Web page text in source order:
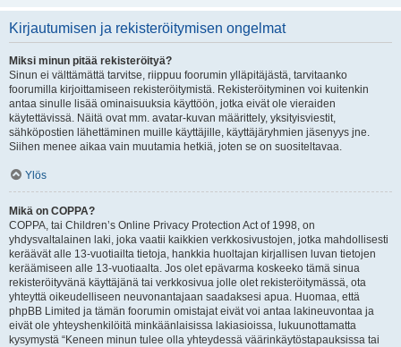
Kirjautumisen ja rekisteröitymisen ongelmat
Miksi minun pitää rekisteröityä?
Sinun ei välttämättä tarvitse, riippuu foorumin ylläpitäjästä, tarvitaanko
foorumilla kirjoittamiseen rekisteröitymistä. Rekisteröityminen voi kuitenkin
antaa sinulle lisää ominaisuuksia käyttöön, jotka eivät ole vieraiden
käytettävissä. Näitä ovat mm. avatar-kuvan määrittely, yksityisviestit,
sähköpostien lähettäminen muille käyttäjille, käyttäjäryhmien jäsenyys jne.
Siihen menee aikaa vain muutamia hetkiä, joten se on suositeltavaa.
Ylös
Mikä on COPPA?
COPPA, tai Children’s Online Privacy Protection Act of 1998, on
yhdysvaltalainen laki, joka vaatii kaikkien verkkosivustojen, jotka mahdollisesti
keräävät alle 13-vuotiailta tietoja, hankkia huoltajan kirjallisen luvan tietojen
keräämiseen alle 13-vuotiaalta. Jos olet epävarma koskeeko tämä sinua
rekisteröityvänä käyttäjänä tai verkkosivua jolle olet rekisteröitymässä, ota
yhteyttä oikeudelliseen neuvonantajaan saadaksesi apua. Huomaa, että
phpBB Limited ja tämän foorumin omistajat eivät voi antaa lakineuvontaa ja
eivät ole yhteyshenkilöitä minkäänlaisissa lakiasioissa, lukuunottamatta
kysymystä “Keneen minun tulee olla yhteydessä väärinkäytöstapauksissa tai